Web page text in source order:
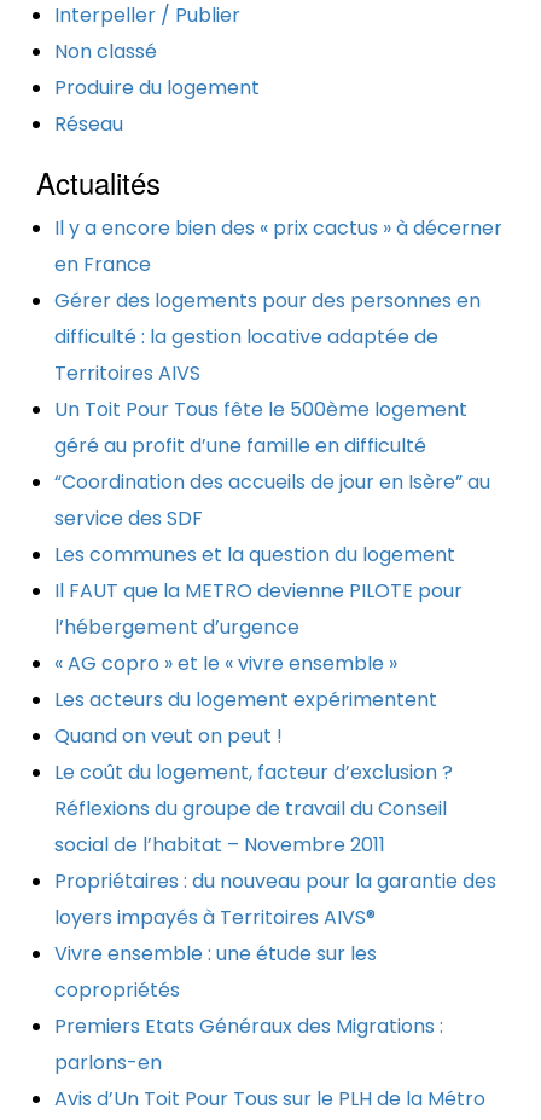
Interpeller / Publier
Non classé
Produire du logement
Réseau
Actualités
Il y a encore bien des « prix cactus » à décerner
en France
Gérer des logements pour des personnes en
difficulté : la gestion locative adaptée de
Territoires AIVS
Un Toit Pour Tous fête le 500ème logement
géré au profit d’une famille en difficulté
“Coordination des accueils de jour en Isère” au
service des SDF
Les communes et la question du logement
Il FAUT que la METRO devienne PILOTE pour
l’hébergement d’urgence
« AG copro » et le « vivre ensemble »
Les acteurs du logement expérimentent
Quand on veut on peut !
Le coût du logement, facteur d’exclusion ?
Réflexions du groupe de travail du Conseil
social de l’habitat – Novembre 2011
Propriétaires : du nouveau pour la garantie des
loyers impayés à Territoires AIVS®
Vivre ensemble : une étude sur les
copropriétés
Premiers Etats Généraux des Migrations :
parlons-en
Avis d’Un Toit Pour Tous sur le PLH de la Métro